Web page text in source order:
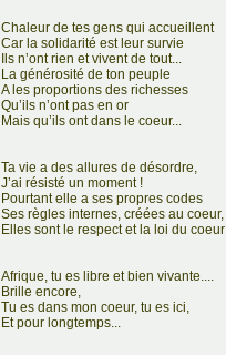
Chaleur de tes gens qui accueillent
Car la solidarité est leur survie
Ils n’ont rien et vivent de tout...
La générosité de ton peuple
A les proportions des richesses
Qu’ils n’ont pas en or
Mais qu’ils ont dans le coeur...
Ta vie a des allures de désordre,
J’ai résisté un moment !
Pourtant elle a ses propres codes
Ses règles internes, créées au coeur,
Elles sont le respect et la loi du coeur
Afrique, tu es libre et bien vivante....
Brille encore,
Tu es dans mon coeur, tu es ici,
Et pour longtemps...